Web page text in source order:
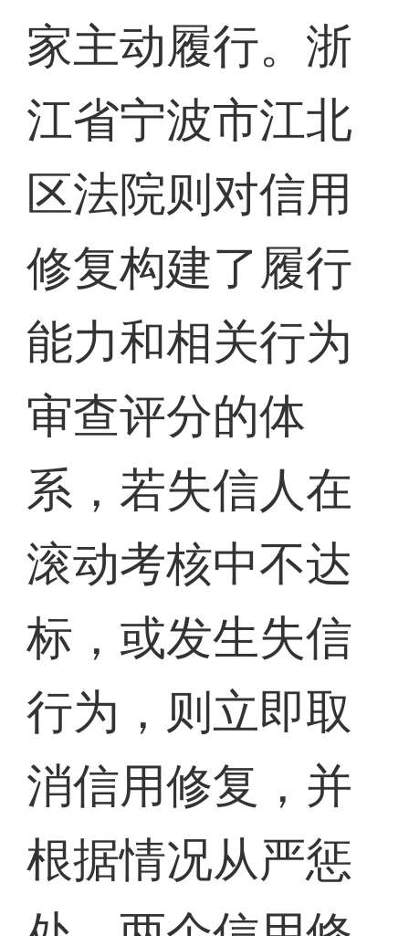
家主动履行。浙
江省宁波市江北
区法院则对信用
修复构建了履行
能力和相关行为
审查评分的体
系，若失信人在
滚动考核中不达
标，或发生失信
行为，则立即取
消信用修复，并
根据情况从严惩